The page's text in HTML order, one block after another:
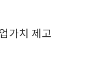
가치 제고